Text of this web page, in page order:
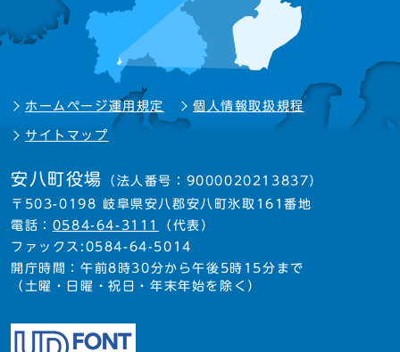
ホームページ運用規定 個人情報取扱規程
サイトマップ
安八町役場 （法人番号：9000020213837）
〒503-0198 岐阜県安八郡安八町氷取161番地
電話： 0584-64-3111
（代表）
ファックス:0584-64-5014
開庁時間：午前8時30分から午後5時15分まで
（土曜・日曜・祝日・年末年始を除く）